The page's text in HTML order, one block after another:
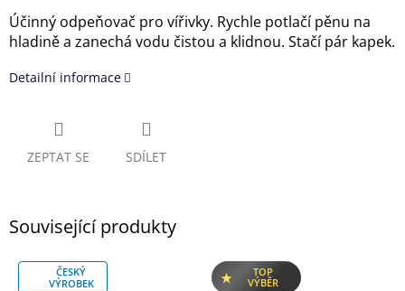
Účinný odpeňovač pro vířivky. Rychle potlačí pěnu na
hladině a zanechá vodu čistou a klidnou. Stačí pár kapek.
Detailní informace
ZEPTAT SE SDÍLET
Související produkty
ČESKÝ
VÝROBEK
TOP
VÝBĚR